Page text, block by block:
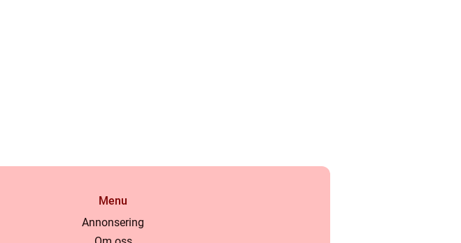
Menu
Annonsering